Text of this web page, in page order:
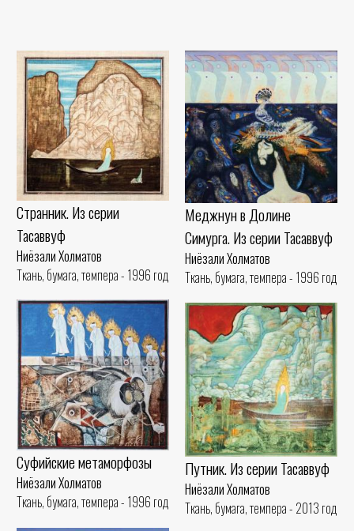
Странник. Из серии
Тасаввуф
Ниёзали Холматов
Ткань, бумага, темпера - 1996 год
Меджнун в Долине
Симурга. Из серии Тасаввуф
Ниёзали Холматов
Ткань, бумага, темпера - 1996 год
Суфийские метаморфозы
Ниёзали Холматов
Ткань, бумага, темпера - 1996 год
Путник. Из серии Тасаввуф
Ниёзали Холматов
Ткань, бумага, темпера - 2013 год